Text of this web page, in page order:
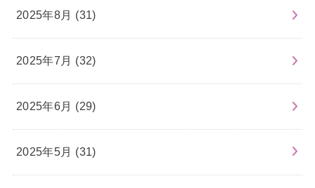
2025年8月 (31)
2025年7月 (32)
2025年6月 (29)
2025年5月 (31)